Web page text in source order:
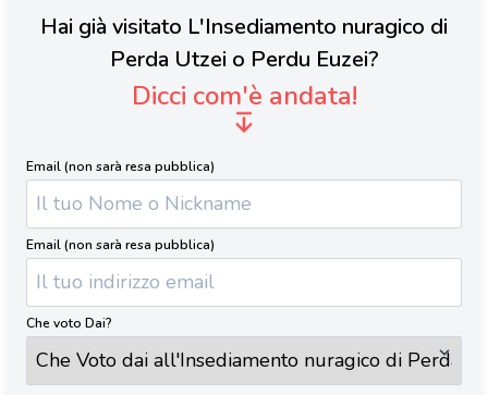
Hai già visitato L'Insediamento nuragico di
Perda Utzei o Perdu Euzei?
Dicci com'è andata!
Email (non sarà resa pubblica)
Email (non sarà resa pubblica)
Che voto Dai?